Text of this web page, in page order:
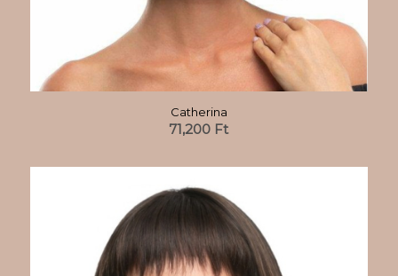
Catherina
71,200 Ft